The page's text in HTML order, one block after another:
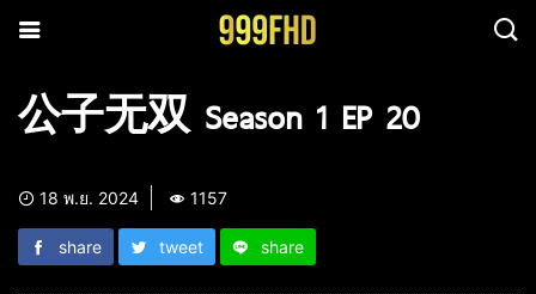
公子无双 Season 1 EP 20
18 พ.ย. 2024 1157
share tweet share